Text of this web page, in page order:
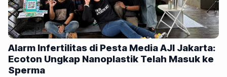
Alarm Infertilitas di Pesta Media AJI Jakarta:
Ecoton Ungkap Nanoplastik Telah Masuk ke
Sperma